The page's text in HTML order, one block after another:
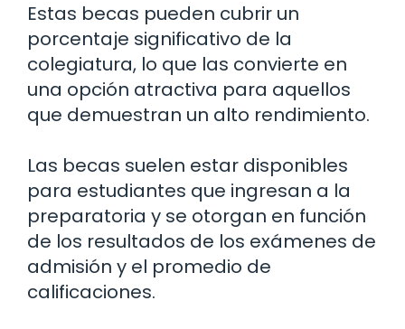
Estas becas pueden cubrir un
porcentaje significativo de la
colegiatura, lo que las convierte en
una opción atractiva para aquellos
que demuestran un alto rendimiento.
Las becas suelen estar disponibles
para estudiantes que ingresan a la
preparatoria y se otorgan en función
de los resultados de los exámenes de
admisión y el promedio de
calificaciones.